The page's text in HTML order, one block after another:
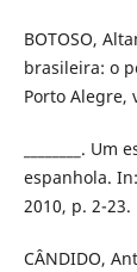
BOTOSO,
brasileira: o
Porto Alegre,
________.
espanhola.
2010, p. 2-23.
CÂNDIDO,